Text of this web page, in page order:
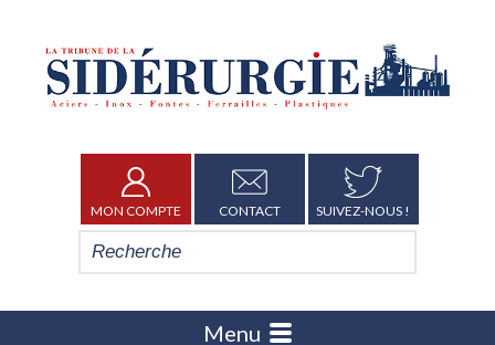
MON COMPTE CONTACT SUIVEZ-NOUS !
Menu